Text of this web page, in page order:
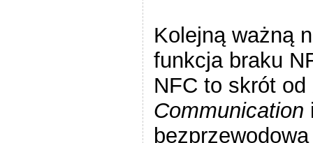
Kolejną ważną
funkcja braku
NFC to skrót od
Communication